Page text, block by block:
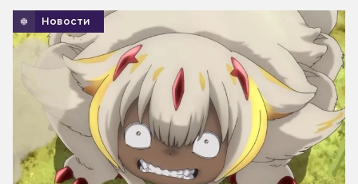
Новости